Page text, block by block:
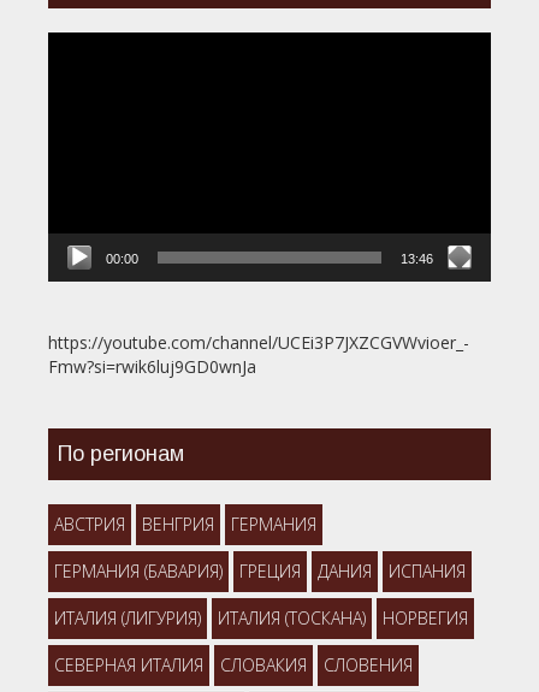
00:00 13:46
https://youtube.com/channel/UCEi3P7JXZCGVWvioer_-
Fmw?si=rwik6luj9GD0wnJa
По регионам
АВСТРИЯ ВЕНГРИЯ ГЕРМАНИЯ
ГЕРМАНИЯ (БАВАРИЯ) ГРЕЦИЯ ДАНИЯ ИСПАНИЯ
ИТАЛИЯ (ЛИГУРИЯ) ИТАЛИЯ (ТОСКАНА) НОРВЕГИЯ
СЕВЕРНАЯ ИТАЛИЯ СЛОВАКИЯ СЛОВЕНИЯ